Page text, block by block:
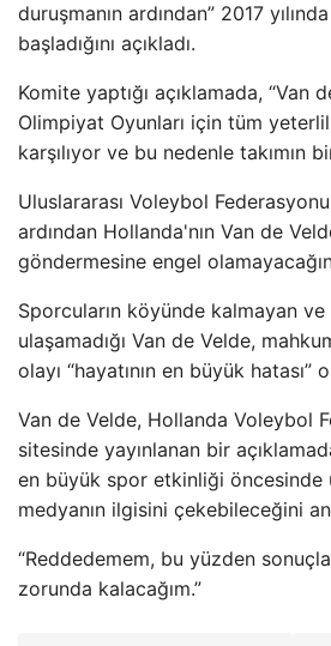
duruşmanın ardından” 2017
başladığını açıkladı.
Komite yaptığı açıklamada, “Van
Olimpiyat Oyunları için tüm
karşılıyor ve bu nedenle takımın
Uluslararası Voleybol
ardından Hollanda'nın Van de
göndermesine engel
Sporcuların köyünde kalmayan ve
ulaşamadığı Van de Velde,
olayı “hayatının en büyük
Van de Velde, Hollanda Voleybol
sitesinde yayınlanan bir
en büyük spor etkinliği öncesinde
medyanın ilgisini çekebileceğini
“Reddedemem, bu yüzden
zorunda kalacağım.”